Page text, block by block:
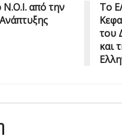
Ν.Ο.Ι. από την
Το
του
και